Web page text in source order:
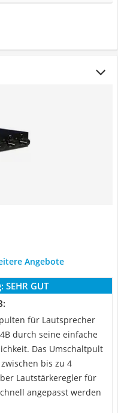
Angebote
SEHR GUT
für Lautsprecher
durch seine einfache
Das Umschaltpult
bis zu 4
Lautstärkeregler für
angepasst werden